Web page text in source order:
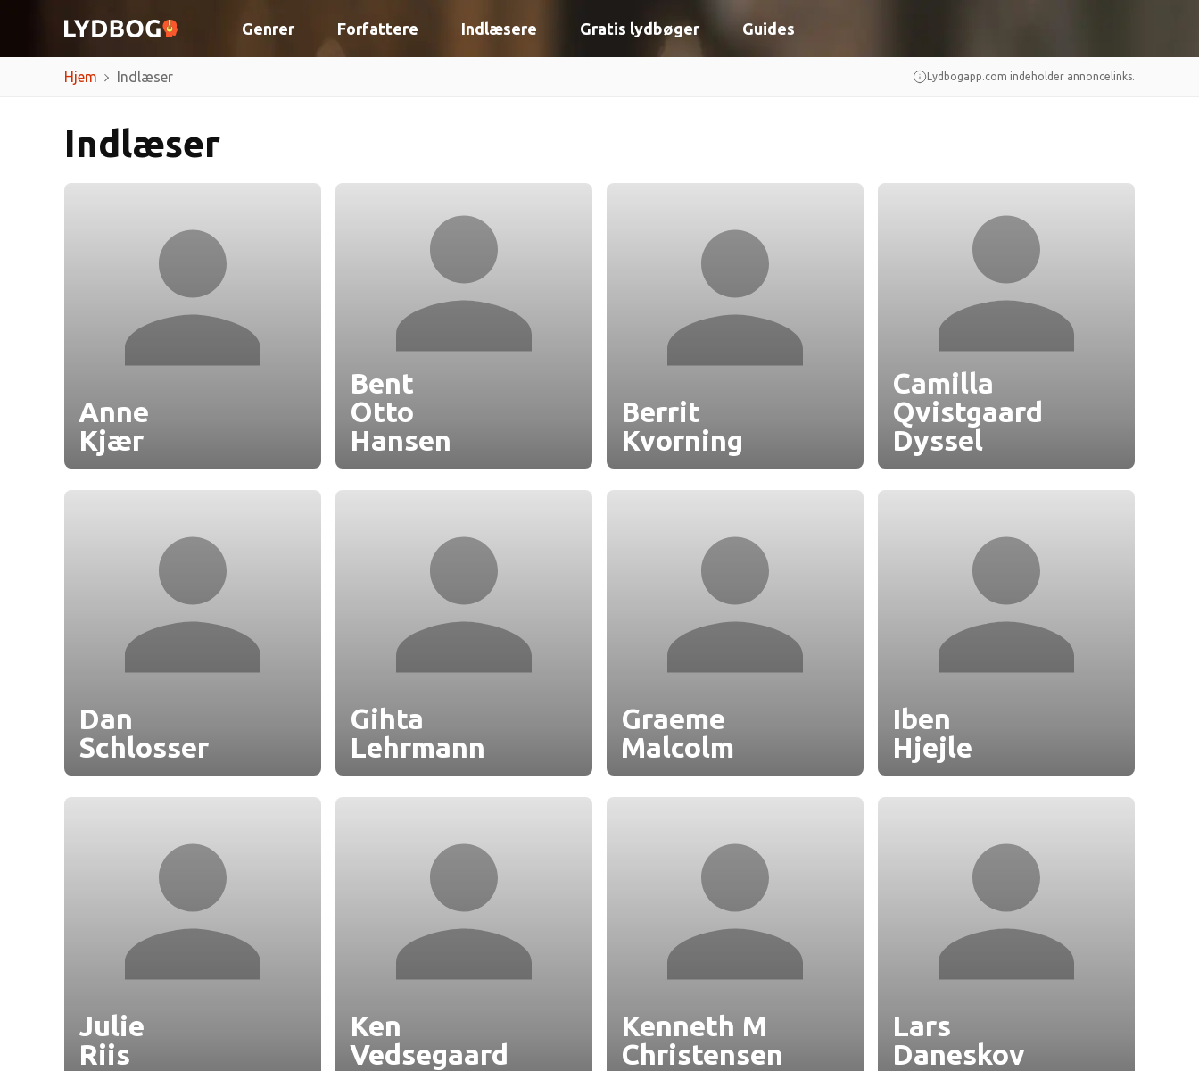
Genrer Forfattere Indlæsere Gratis lydbøger Guides
Hjem Indlæser Lydbogapp.com indeholder annoncelinks.
Indlæser
Anne
Kjær
Bent
Otto
Hansen
Berrit
Kvorning
Camilla
Qvistgaard
Dyssel
Dan
Schlosser
Gihta
Lehrmann
Graeme
Malcolm
Iben
Hjejle
Julie
Riis
Ken
Vedsegaard
Kenneth M
Christensen
Lars
Daneskov